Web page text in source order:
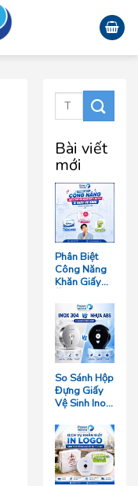
Bài viết
mới
Phân Biệt
Công Năng
Khăn Giấy
Giấy Lau Tay
Và Giấy Vệ
Sinh Trong
Ngành F&B
So Sánh Hộp
Đựng Giấy
Vệ Sinh Inox
Nhựa: Loại
Nào Bền
Hơn?